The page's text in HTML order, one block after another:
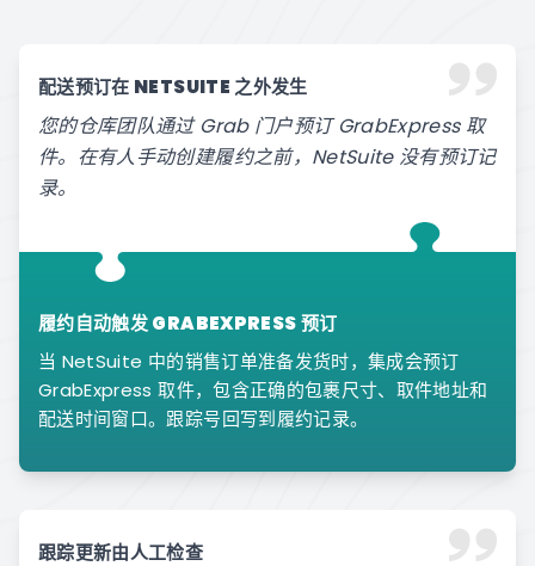
配送预订在 NETSUITE 之外发生
您的仓库团队通过 Grab 门户预订 GrabExpress 取
件。在有人手动创建履约之前，NetSuite 没有预订记
录。
履约自动触发 GRABEXPRESS 预订
当 NetSuite 中的销售订单准备发货时，集成会预订
GrabExpress 取件，包含正确的包裹尺寸、取件地址和
配送时间窗口。跟踪号回写到履约记录。
跟踪更新由人工检查